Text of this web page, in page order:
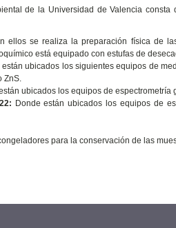
de la Universidad de Valencia
ellos se realiza la preparación física de
está equipado con estufas de
están ubicados los siguientes equipos de
ubicados los equipos de espectrometría
Donde están ubicados los equipos de
para la conservación de las